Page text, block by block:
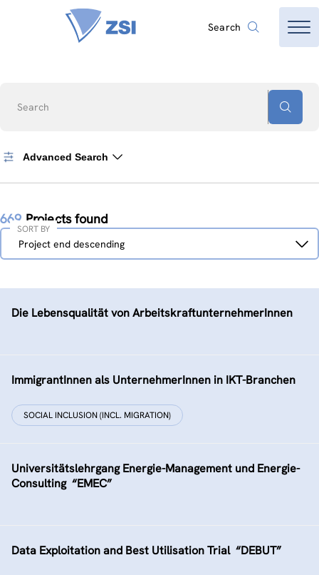
Search
Search
Advanced Search
669 Projects found
Sort
Project end descending
SORT BY
Die Lebensqualität von ArbeitskraftunternehmerInnen
ImmigrantInnen als UnternehmerInnen in IKT-Branchen
SOCIAL INCLUSION (INCL. MIGRATION)
Universitätslehrgang Energie-Management und Energie-
Consulting  “EMEC”
Data Exploitation and Best Utilisation Trial  “DEBUT”